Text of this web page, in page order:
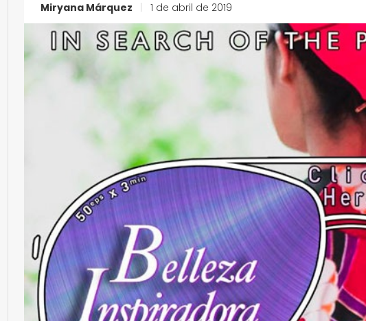
Miryana Márquez 1 de abril de 2019